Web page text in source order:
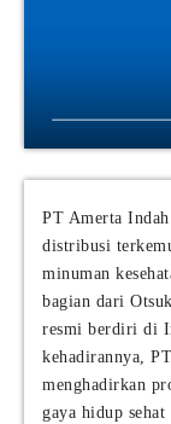
PT Amerta
distribusi
minuman
bagian dari
resmi berdiri di
kehadirannya,
menghadirkan
gaya hidup sehat